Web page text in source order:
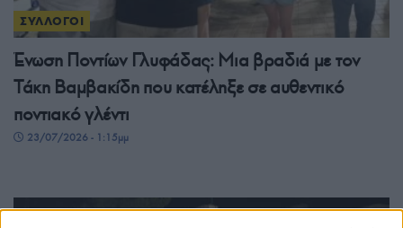
ΣΥΛΛΟΓΟΙ
Ένωση Ποντίων Γλυφάδας: Μια βραδιά με τον
Τάκη Βαμβακίδη που κατέληξε σε αυθεντικό
ποντιακό γλέντι
23/07/2026 - 1:15μμ